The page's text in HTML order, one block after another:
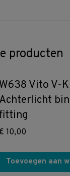
producten
W638 Vito V-
Achterlicht
€ 10,00
Toevoegen aan